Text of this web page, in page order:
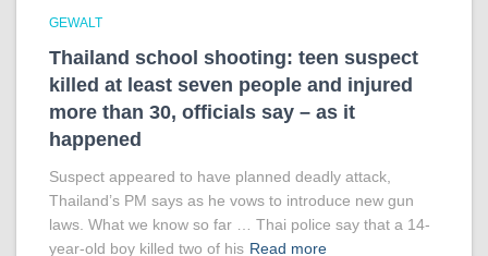
GEWALT
Thailand school shooting: teen suspect
killed at least seven people and injured
more than 30, officials say – as it
happened
Suspect appeared to have planned deadly attack,
Thailand’s PM says as he vows to introduce new gun
laws. What we know so far … Thai police say that a 14-
year-old boy killed two of his Read more